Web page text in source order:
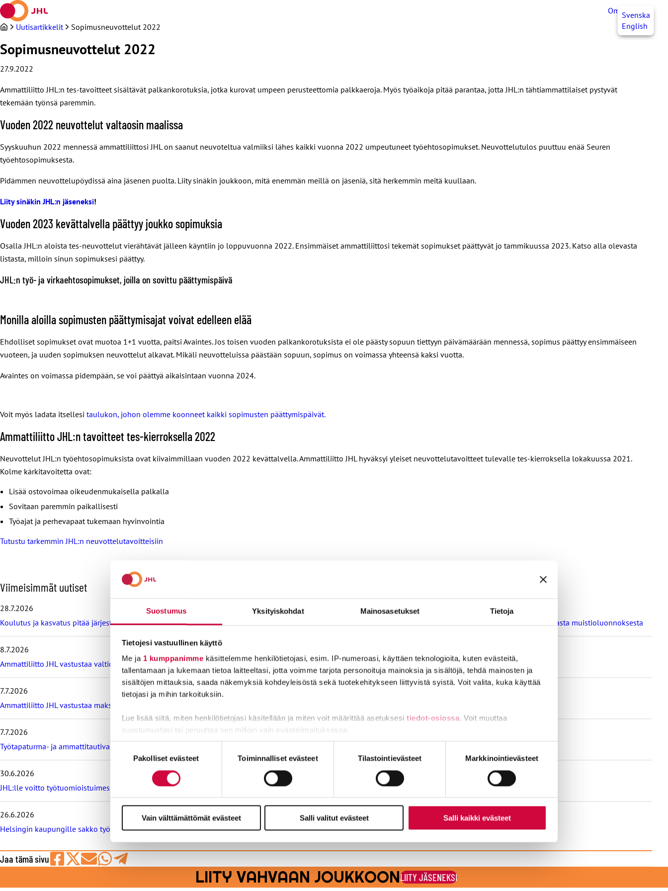
Suostumus Yksityiskohdat Mainosasetukset Tietoja
Tietojesi vastuullinen käyttö
Me ja 1 kumppanimme käsittelemme henkilötietojasi, esim. IP-numeroasi, käyttäen teknologioita, kuten evästeitä,
tallentamaan ja lukemaan tietoa laitteeltasi, jotta voimme tarjota personoituja mainoksia ja sisältöjä, tehdä mainosten ja
sisältöjen mittauksia, saada näkemyksiä kohdeyleisöstä sekä tuotekehitykseen liittyvistä syistä. Voit valita, kuka käyttää
tietojasi ja mihin tarkoituksiin.
Lue lisää siitä, miten henkilötietojasi käsitellään ja miten voit määrittää asetuksesi tiedot-osiossa. Voit muuttaa
suostumustasi tai peruuttaa sen milloin vain evästeilmoituksessa.
Evästeistä osa on välttämättömiä, osa sivuston toimintaa parantavia, ja osaa käytetään tilastointi- tai
Pakolliset evästeet Toiminnalliset evästeet Tilastointievästeet Markkinointievästeet
Vain välttämättömät evästeet Salli valitut evästeet Salli kaikki evästeet
Siirry
sisältöön
OmaJHLSvenska
English
Uutisartikkelit Sopimusneuvottelut 2022
Sopimusneuvottelut 2022
27.9.2022
Ammattiliitto JHL:n tes-tavoitteet sisältävät palkankorotuksia, jotka kurovat umpeen perusteettomia palkkaeroja. Myös työaikoja pitää parantaa, jotta JHL:n tähtiammattilaiset pystyvät
tekemään työnsä paremmin.
Vuoden 2022 neuvottelut valtaosin maalissa
Syyskuuhun 2022 mennessä ammattiliittosi JHL on saanut neuvoteltua valmiiksi lähes kaikki vuonna 2022 umpeutuneet työehtosopimukset. Neuvottelutulos puuttuu enää Seuren
työehtosopimuksesta.
Pidämmen neuvottelupöydissä aina jäsenen puolta. Liity sinäkin joukkoon, mitä enemmän meillä on jäseniä, sitä herkemmin meitä kuullaan.
Liity sinäkin JHL:n jäseneksi!
Vuoden 2023 kevättalvella päättyy joukko sopimuksia
Osalla JHL:n aloista tes-neuvottelut vierähtävät jälleen käyntiin jo loppuvuonna 2022. Ensimmäiset ammattiliittosi tekemät sopimukset päättyvät jo tammikuussa 2023. Katso alla olevasta
listasta, milloin sinun sopimuksesi päättyy.
JHL:n työ- ja virkaehtosopimukset, joilla on sovittu päättymispäivä
Monilla aloilla sopimusten päättymisajat voivat edelleen elää
Ehdolliset sopimukset ovat muotoa 1+1 vuotta, paitsi Avaintes. Jos toisen vuoden palkankorotuksista ei ole päästy sopuun tiettyyn päivämäärään mennessä, sopimus päättyy ensimmäiseen
vuoteen, ja uuden sopimuksen neuvottelut alkavat. Mikäli neuvotteluissa päästään sopuun, sopimus on voimassa yhteensä kaksi vuotta.
Avaintes on voimassa pidempään, se voi päättyä aikaisintaan vuonna 2024.
Voit myös ladata itsellesi taulukon, johon olemme koonneet kaikki sopimusten päättymispäivät.
Ammattiliitto JHL:n tavoitteet tes-kierroksella 2022
Neuvottelut JHL:n työehtosopimuksista ovat kiivaimmillaan vuoden 2022 kevättalvella. Ammattiliitto JHL hyväksyi yleiset neuvottelutavoitteet tulevalle tes-kierroksella lokakuussa 2021.
Kolme kärkitavoitetta ovat:
Lisää ostovoimaa oikeudenmukaisella palkalla
Sovitaan paremmin paikallisesti
Työajat ja perhevapaat tukemaan hyvinvointia
Tutustu tarkemmin JHL:n neuvottelutavoitteisiin
O
h
i
t
a
i
m
s
i
ä
t
u
u
t
s
e
t
Viimeisimmät uutiset
28.7.2026
Koulutus ja kasvatus pitää järjestää lasten ja nuorten hyvinvoinnin ehdoilla – Ammattiliitto JHL on antanut lausunnon koulujen ja oppilaitosten loma-aikoja koskevasta muistioluonnoksesta
8.7.2026
Ammattiliitto JHL vastustaa valtiokonttoria koskevan lain muutosta
7.7.2026
Ammattiliitto JHL vastustaa maksullisia avoimia korkeakoulututkintoja
7.7.2026
Työtapaturma- ja ammattitautivakuutus turvaa työelämässä, tiedä ainakin tämä vakuutuksesta
30.6.2026
JHL:lle voitto työtuomioistuimessa: raitiovaununkuljettaja irtisanottiin laittomasti, saa korvausta yli 12 000 euroa
26.6.2026
Helsingin kaupungille sakko työtuomioistuimesta, syynä työehtosopimuksen rikkominen
Jaa tämä sivu
LIITY VAHVAAN JOUKKOONLIITY JÄSENEKSI